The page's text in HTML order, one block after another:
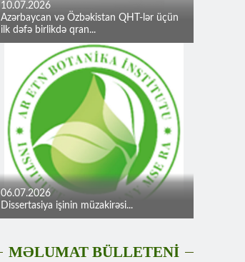
10.07.2026
Azərbaycan və Özbəkistan QHT-lər üçün
ilk dəfə birlikdə qran...
06.07.2026
Dissertasiya işinin müzakirəsi...
MƏLUMAT BÜLLETENİ